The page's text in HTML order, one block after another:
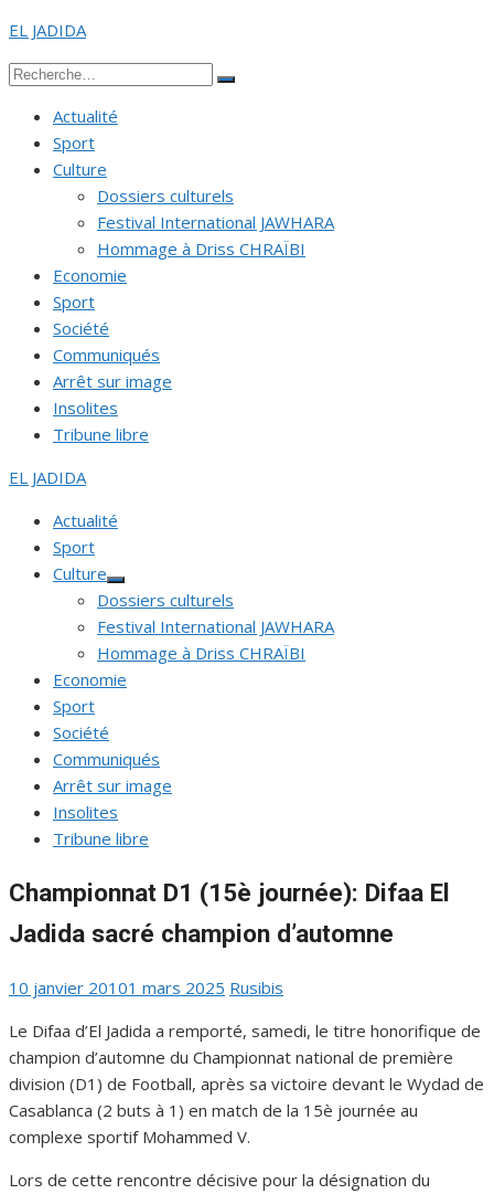
Aller
contenu
EL JADIDA
Recherche
Rechercher
Actualité
Sport
Culture
Dossiers culturels
Festival International JAWHARA
Hommage à Driss CHRAÏBI
Economie
Sport
Société
Communiqués
Arrêt sur image
Insolites
Tribune libre
EL JADIDA
Actualité
Sport
Culture
Afficher
le
sous-
menu
Dossiers culturels
Festival International JAWHARA
Hommage à Driss CHRAÏBI
Economie
Sport
Société
Communiqués
Arrêt sur image
Insolites
Tribune libre
Championnat D1 (15è journée): Difaa El
Jadida sacré champion d’automne
Publié
10 janvier 20101 mars 2025 Auteur/autrice
Rusibis
Le Difaa d’El Jadida a remporté, samedi, le titre honorifique de
champion d’automne du Championnat national de première
division (D1) de Football, après sa victoire devant le Wydad de
Casablanca (2 buts à 1) en match de la 15è journée au
complexe sportif Mohammed V.
Lors de cette rencontre décisive pour la désignation du